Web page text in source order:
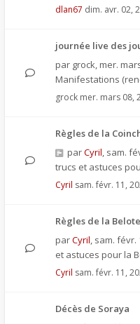
dlan67 dim. avr. 02,
journée live des
par grock, mer.
Manifestations
grock mer. mars 08,
Règles de la
parCyril, sam.
trucs et astuces
Cyril sam. févr. 11,
Règles de la
parCyril, sam. févr.
et astuces pour la
Cyril sam. févr. 11,
Décès de Soraya